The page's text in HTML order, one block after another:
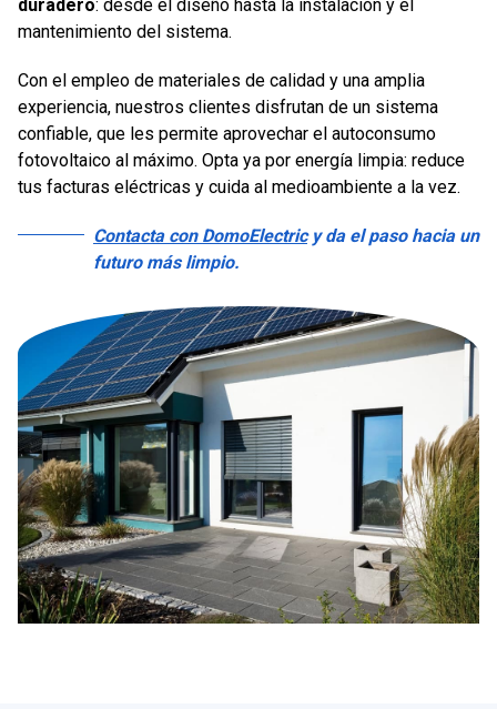
duradero: desde el diseño hasta la instalación y el
mantenimiento del sistema.
Con el empleo de materiales de calidad y una amplia
experiencia, nuestros clientes disfrutan de un sistema
confiable, que les permite aprovechar el autoconsumo
fotovoltaico al máximo. Opta ya por energía limpia: reduce
tus facturas eléctricas y cuida al medioambiente a la vez.
Contacta con DomoElectricy da el paso hacia un
futuro más limpio.